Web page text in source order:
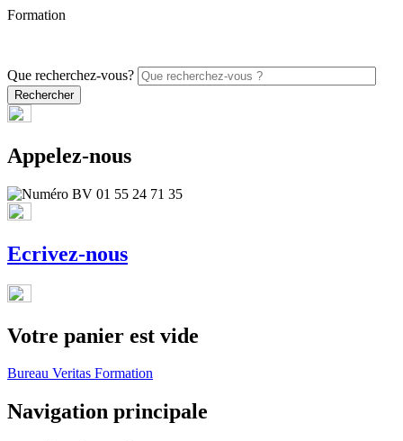
Formation
Que recherchez-vous?
Appelez-nous
Ecrivez-nous
Votre panier est vide
Bureau Veritas Formation
Navigation principale